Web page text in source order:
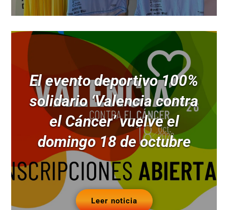
El evento deportivo 100%
solidario ‘Valencia contra
el Cáncer’ vuelve el
domingo 18 de octubre
Leer noticia